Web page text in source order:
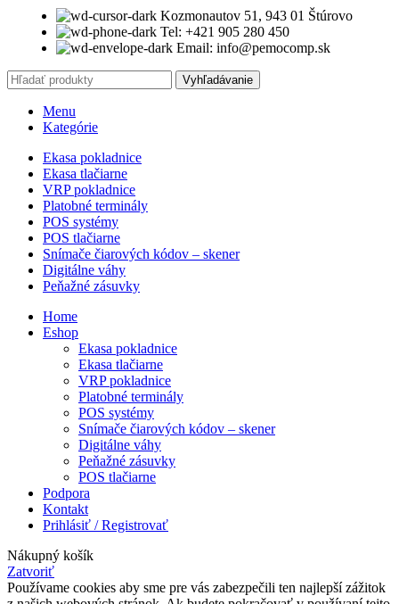
Kozmonautov 51, 943 01 Štúrovo
Tel: +421 905 280 450
Email: info@pemocomp.sk
Vyhľadávanie
Menu
Kategórie
Ekasa pokladnice
Ekasa tlačiarne
VRP pokladnice
Platobné terminály
POS systémy
POS tlačiarne
Snímače čiarových kódov – skener
Digitálne váhy
Peňažné zásuvky
Home
Eshop
Ekasa pokladnice
Ekasa tlačiarne
VRP pokladnice
Platobné terminály
POS systémy
Snímače čiarových kódov – skener
Digitálne váhy
Peňažné zásuvky
POS tlačiarne
Podpora
Kontakt
Prihlásiť / Registrovať
Nákupný košík
Zatvoriť
Používame cookies aby sme pre vás zabezpečili ten najlepší zážitok